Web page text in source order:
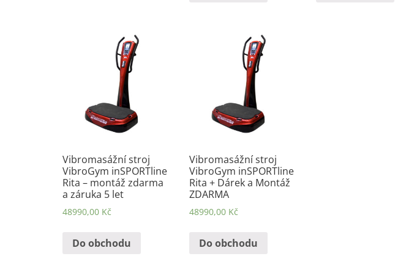
Vibromasážní stroj
VibroGym inSPORTline
Rita – montáž zdarma
a záruka 5 let
48990,00 Kč
Do obchodu
Vibromasážní stroj
VibroGym inSPORTline
Rita + Dárek a Montáž
ZDARMA
48990,00 Kč
Do obchodu